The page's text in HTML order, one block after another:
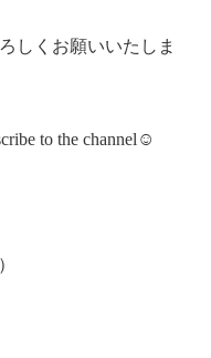
しくお願いいたしま
to the channel☺